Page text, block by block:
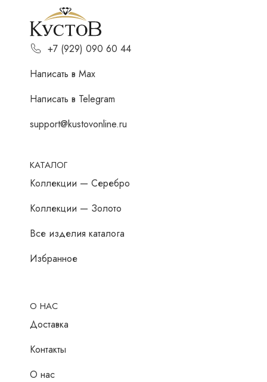
+7 (929) 090 60 44
Написать в Мах
Написать в Telegram
support@kustovonline.ru
КАТАЛОГ
Коллекции — Серебро
Коллекции — Золото
Все изделия каталога
Избранное
О НАС
Доставка
Контакты
О нас